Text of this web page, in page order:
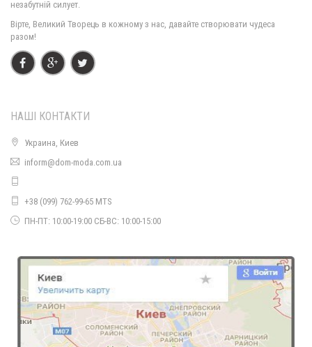
незабутній силует.
Вірте, Великий Творець в кожному з нас, давайте створювати чудеса
разом!
НАШІ КОНТАКТИ
Украина, Киев
inform@dom-moda.com.ua
+38 (099) 762-99-65 MTS
ПН-ПТ: 10:00-19:00 СБ-ВС: 10:00-15:00